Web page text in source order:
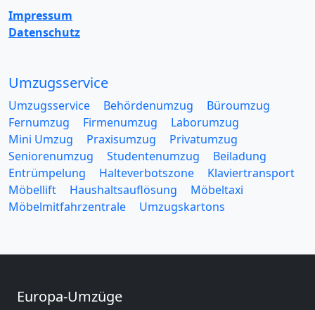
Impressum
Datenschutz
Umzugsservice
Umzugsservice Behördenumzug
Büroumzug
Fernumzug
Firmenumzug
Laborumzug
Mini Umzug
Praxisumzug
Privatumzug
Seniorenumzug
Studentenumzug
Beiladung
Entrümpelung
Halteverbotszone
Klaviertransport
Möbellift
Haushaltsauflösung
Möbeltaxi
Möbelmitfahrzentrale
Umzugskartons
Europa-Umzüge